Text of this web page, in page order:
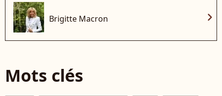
Brigitte Macron chevron_right
Mots clés